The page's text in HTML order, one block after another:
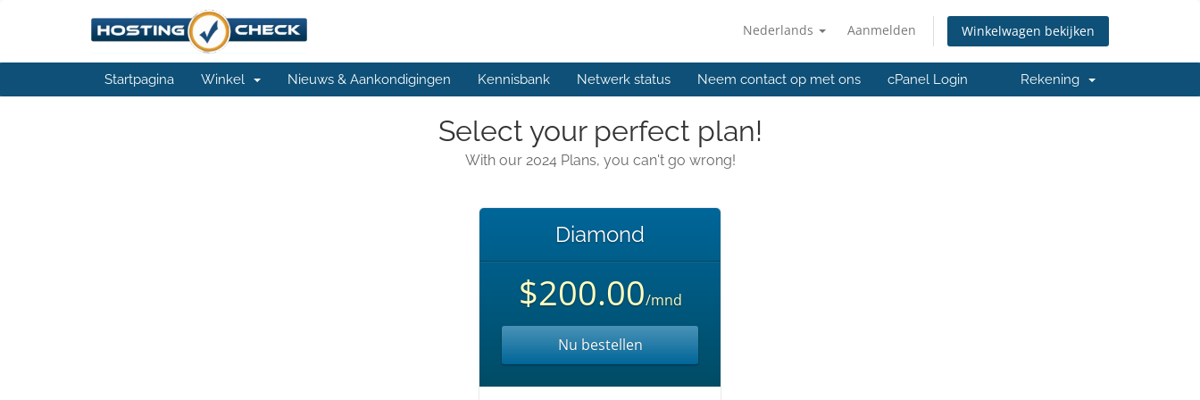
Nederlands Aanmelden Winkelwagen bekijken
Startpagina Winkel Nieuws & Aankondigingen Kennisbank Netwerk status Neem contact op met ons cPanel Login Rekening
Select your perfect plan!
With our 2024 Plans, you can't go wrong!
Diamond
$200.00/mnd
Nu bestellen